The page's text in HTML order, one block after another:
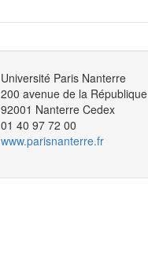
Université Paris Nanterre
200 avenue de la République
92001 Nanterre Cedex
01 40 97 72 00
www.parisnanterre.fr